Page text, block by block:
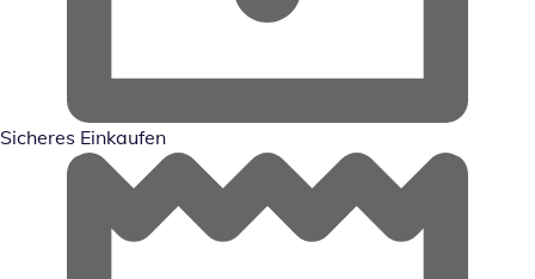
Sicheres Einkaufen